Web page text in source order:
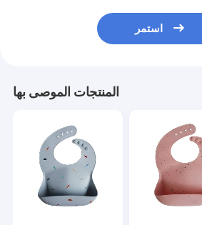
استمر
المنتجات الموصى بها